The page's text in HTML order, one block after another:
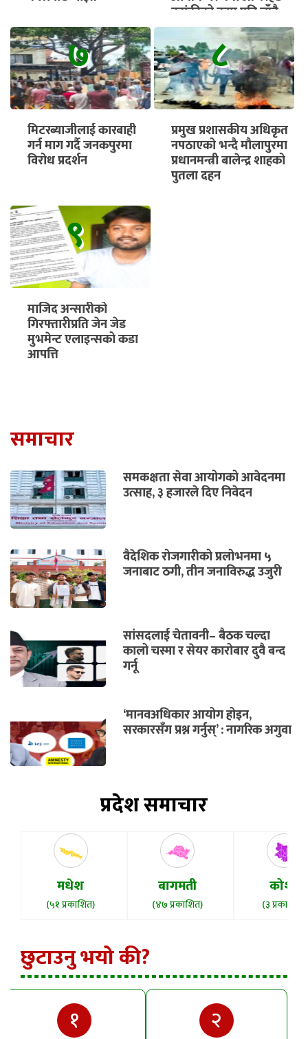
ट्यांकीको काम पनि चाँडै
सुरु हुने
७
मिटरब्याजीलाई कारबाही
गर्न माग गर्दै जनकपुरमा
विरोध प्रदर्शन
८
प्रमुख प्रशासकीय अधिकृत
नपठाएको भन्दै मौलापुरमा
प्रधानमन्त्री बालेन्द्र शाहको
पुतला दहन
९
माजिद अन्सारीको
गिरफ्तारीप्रति जेन जेड
मुभमेन्ट एलाइन्सको कडा
आपत्ति
समाचार
समकक्षता सेवा आयोगको आवेदनमा
उत्साह, ३ हजारले दिए निवेदन
वैदेशिक रोजगारीको प्रलोभनमा ५
जनाबाट ठगी, तीन जनाविरुद्ध उजुरी
सांसदलाई चेतावनी– बैठक चल्दा
कालो चस्मा र सेयर कारोबार दुवै बन्द
गर्नू
‘मानवअधिकार आयोग होइन,
सरकारसँग प्रश्न गर्नुस्’ : नागरिक अगुवा
प्रदेश समाचार
मधेश
(५१ प्रकाशित)
बागमती
(४७ प्रकाशित)
कोशी
(३ प्रकाशित)
छुटाउनु भयो की?
१
२